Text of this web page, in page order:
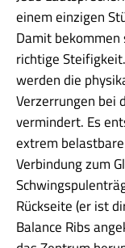
einem einzigen
Damit bekommen
richtige
werden die
Verzerrungen bei
vermindert. Es
extrem
Verbindung zum
Rückseite (er ist
Balance Ribs